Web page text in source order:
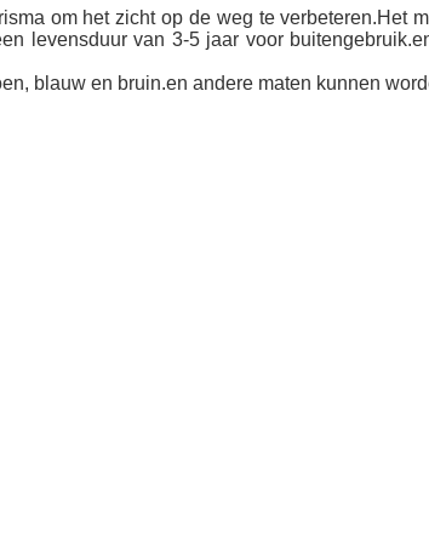
om het zicht op de weg te verbeteren.Het
levensduur van 3-5 jaar voor
blauw en bruin.en andere maten kunnen